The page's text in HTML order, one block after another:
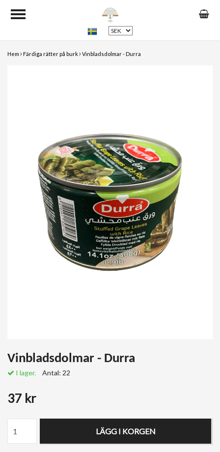
Hem Färdiga rätter på burk Vinbladsdolmar - Durra
Vinbladsdolmar - Durra
I lager. Antal: 22
37 kr
LÄGG I KORGEN